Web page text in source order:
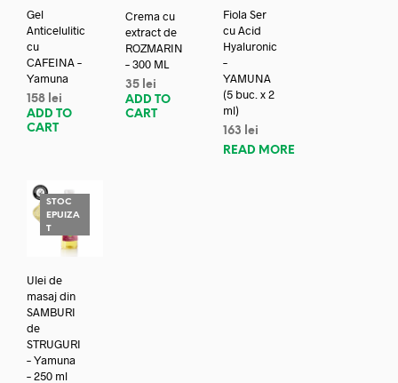
Gel
Anticelulitic
cu
CAFEINA –
Yamuna
158 lei
ADD TO
CART
Crema cu
extract de
ROZMARIN
– 300 ML
35 lei
ADD TO
CART
Fiola Ser
cu Acid
Hyaluronic
–
YAMUNA
(5 buc. x 2
ml)
163
lei
READ MORE
STOC
EPUIZA
T
Ulei de
masaj din
SAMBURI
de
STRUGURI
– Yamuna
– 250 ml